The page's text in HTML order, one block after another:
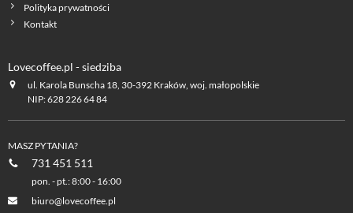
Polityka prywatności
Kontakt
Lovecoffee.pl - siedziba
ul. Karola Bunscha 18, 30-392 Kraków, woj. małopolskie
NIP: 628 226 64 84
MASZ PYTANIA?
731 451 511
pon. - pt.: 8:00 - 16:00
biuro@lovecoffee.pl